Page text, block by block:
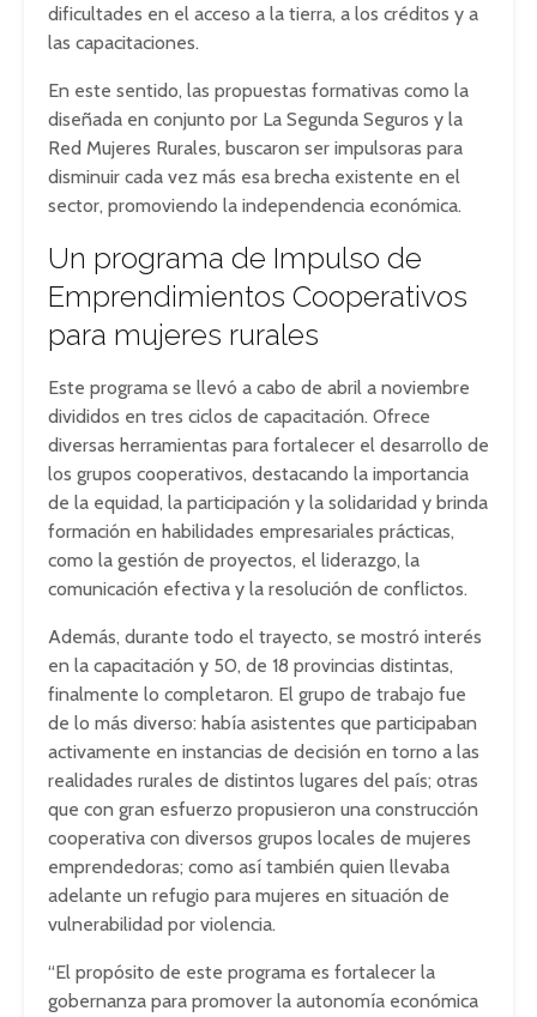
dificultades en el acceso a la tierra, a los créditos y a
las capacitaciones.
En este sentido, las propuestas formativas como la
diseñada en conjunto por La Segunda Seguros y la
Red Mujeres Rurales, buscaron ser impulsoras para
disminuir cada vez más esa brecha existente en el
sector, promoviendo la independencia económica.
Un programa de Impulso de
Emprendimientos Cooperativos
para mujeres rurales
Este programa se llevó a cabo de abril a noviembre
divididos en tres ciclos de capacitación. Ofrece
diversas herramientas para fortalecer el desarrollo de
los grupos cooperativos, destacando la importancia
de la equidad, la participación y la solidaridad y brinda
formación en habilidades empresariales prácticas,
como la gestión de proyectos, el liderazgo, la
comunicación efectiva y la resolución de conflictos.
Además, durante todo el trayecto, se mostró interés
en la capacitación y 50, de 18 provincias distintas,
finalmente lo completaron. El grupo de trabajo fue
de lo más diverso: había asistentes que participaban
activamente en instancias de decisión en torno a las
realidades rurales de distintos lugares del país; otras
que con gran esfuerzo propusieron una construcción
cooperativa con diversos grupos locales de mujeres
emprendedoras; como así también quien llevaba
adelante un refugio para mujeres en situación de
vulnerabilidad por violencia.
“El propósito de este programa es fortalecer la
gobernanza para promover la autonomía económica